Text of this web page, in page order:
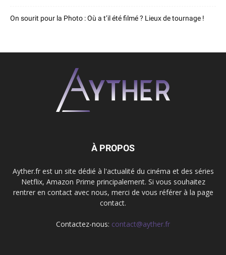
On sourit pour la Photo : Où a t’il été filmé ? Lieux de tournage !
À PROPOS
Ayther.fr est un site dédié à l'actualité du cinéma et des séries
Netflix, Amazon Prime principalement. Si vous souhaitez
rentrer en contact avec nous, merci de vous référer à la page
contact.
Contactez-nous: contact@ayther.fr